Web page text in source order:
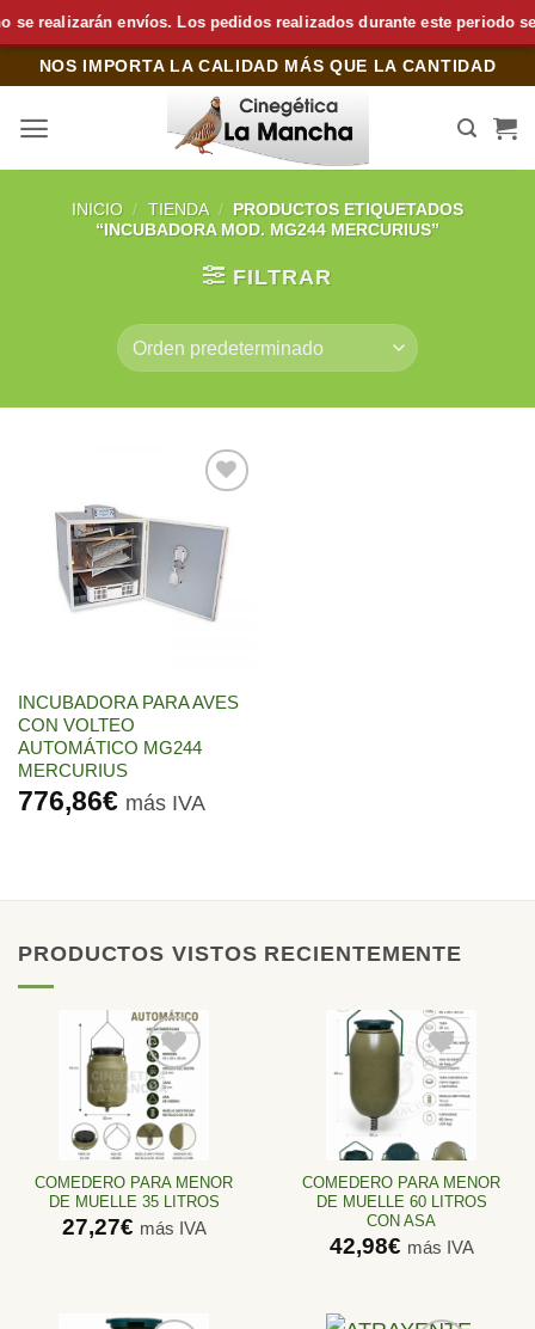
se realizarán envíos. Los pedidos realizados durante este periodo
Saltar
contenido
NOS IMPORTA LA CALIDAD MÁS QUE LA CANTIDAD
INICIO / TIENDA / PRODUCTOS ETIQUETADOS
“INCUBADORA MOD. MG244 MERCURIUS”
FILTRAR
a la
lista de
deseos
INCUBADORA PARA AVES
CON VOLTEO
AUTOMÁTICO MG244
MERCURIUS
776,86€ más IVA
PRODUCTOS VISTOS RECIENTEMENTE
Añadir
a la
lista de
COMEDERO PARA MENOR
DE MUELLE 35 LITROS
27,27€ más IVA
Añadir
a la
lista de
COMEDERO PARA MENOR
DE MUELLE 60 LITROS
CON ASA
42,98€ más IVA